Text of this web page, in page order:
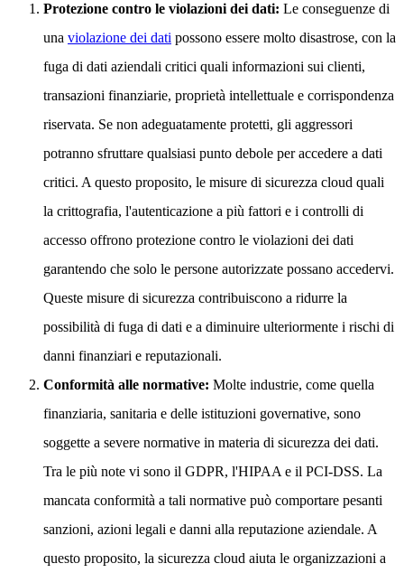
Protezione contro le violazioni dei dati: Le conseguenze di
una violazione dei dati possono essere molto disastrose, con la
fuga di dati aziendali critici quali informazioni sui clienti,
transazioni finanziarie, proprietà intellettuale e corrispondenza
riservata. Se non adeguatamente protetti, gli aggressori
potranno sfruttare qualsiasi punto debole per accedere a dati
critici. A questo proposito, le misure di sicurezza cloud quali
la crittografia, l'autenticazione a più fattori e i controlli di
accesso offrono protezione contro le violazioni dei dati
garantendo che solo le persone autorizzate possano accedervi.
Queste misure di sicurezza contribuiscono a ridurre la
possibilità di fuga di dati e a diminuire ulteriormente i rischi di
danni finanziari e reputazionali.
Conformità alle normative: Molte industrie, come quella
finanziaria, sanitaria e delle istituzioni governative, sono
soggette a severe normative in materia di sicurezza dei dati.
Tra le più note vi sono il GDPR, l'HIPAA e il PCI-DSS. La
mancata conformità a tali normative può comportare pesanti
sanzioni, azioni legali e danni alla reputazione aziendale. A
questo proposito, la sicurezza cloud aiuta le organizzazioni a